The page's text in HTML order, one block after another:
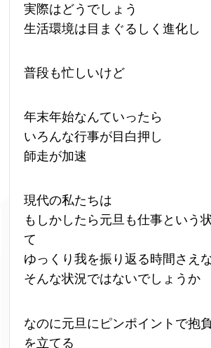
実際はどうでしょう
生活環境は目まぐるしく進化し
普段も忙しいけど
年末年始なんていったら
いろんな行事が目白押し
師走が加速
現代の私たちは
もしかしたら元旦も仕事という
て
ゆっくり我を振り返る時間さえ
そんな状況ではないでしょうか
なのに元旦にピンポイントで抱
を立てる